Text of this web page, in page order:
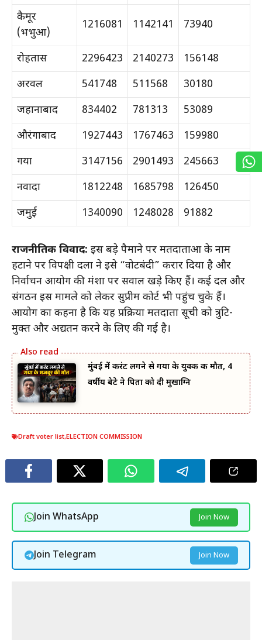
कैमूर
(भभुआ)
1216081 1142141 73940
रोहतास 2296423 2140273
156148
अरवल
541748 511568
30180
जहानाबाद
834402 781313
53089
औरंगाबाद
1927443 1767463
159980
गया
3147156 2901493
245663
नवादा
1812248 1685798
126450
जमुई
1340090 1248028 91882
राजनीतिक विवाद: इस बड़े पैमाने पर मतदाताओं के नाम
हटाने पर विपक्षी दलों ने इसे “वोटबंदी” करार दिया है और
निर्वाचन आयोग की मंशा पर सवाल खड़े किए हैं। कई दल और
संगठन इस मामले को लेकर सुप्रीम कोर्ट भी पहुंच चुके हैं।
आयोग का कहना है कि यह प्रक्रिया मतदाता सूची को त्रुटि-
मुक्त और अद्यतन करने के लिए की गई है।
मुंबई में करंट लगने से गया के युवक की मौत, 4
वर्षीय बेटे ने पिता को दी मुखाग्नि
Draft voter list,ELECTION COMMISSION
Join WhatsApp Join Now
Join Telegram Join Now